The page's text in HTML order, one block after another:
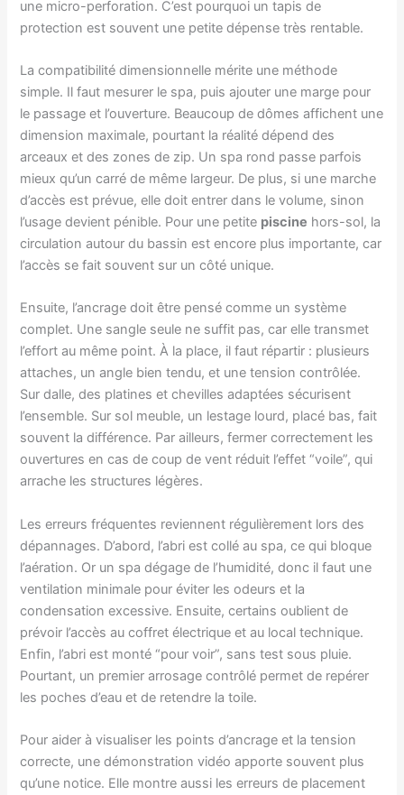
une micro-perforation. C’est pourquoi un tapis de
protection est souvent une petite dépense très rentable.
La compatibilité dimensionnelle mérite une méthode
simple. Il faut mesurer le spa, puis ajouter une marge pour
le passage et l’ouverture. Beaucoup de dômes affichent une
dimension maximale, pourtant la réalité dépend des
arceaux et des zones de zip. Un spa rond passe parfois
mieux qu’un carré de même largeur. De plus, si une marche
d’accès est prévue, elle doit entrer dans le volume, sinon
l’usage devient pénible. Pour une petite piscine hors-sol, la
circulation autour du bassin est encore plus importante, car
l’accès se fait souvent sur un côté unique.
Ensuite, l’ancrage doit être pensé comme un système
complet. Une sangle seule ne suffit pas, car elle transmet
l’effort au même point. À la place, il faut répartir : plusieurs
attaches, un angle bien tendu, et une tension contrôlée.
Sur dalle, des platines et chevilles adaptées sécurisent
l’ensemble. Sur sol meuble, un lestage lourd, placé bas, fait
souvent la différence. Par ailleurs, fermer correctement les
ouvertures en cas de coup de vent réduit l’effet “voile”, qui
arrache les structures légères.
Les erreurs fréquentes reviennent régulièrement lors des
dépannages. D’abord, l’abri est collé au spa, ce qui bloque
l’aération. Or un spa dégage de l’humidité, donc il faut une
ventilation minimale pour éviter les odeurs et la
condensation excessive. Ensuite, certains oublient de
prévoir l’accès au coffret électrique et au local technique.
Enfin, l’abri est monté “pour voir”, sans test sous pluie.
Pourtant, un premier arrosage contrôlé permet de repérer
les poches d’eau et de retendre la toile.
Pour aider à visualiser les points d’ancrage et la tension
correcte, une démonstration vidéo apporte souvent plus
qu’une notice. Elle montre aussi les erreurs de placement